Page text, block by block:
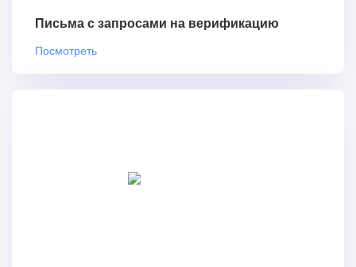
Письма с запросами на верификацию
Посмотреть